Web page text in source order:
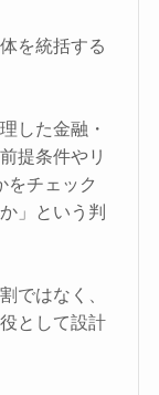
を統括する
した金融・
提条件やリ
をチェック
」という判
ではなく、
として設計